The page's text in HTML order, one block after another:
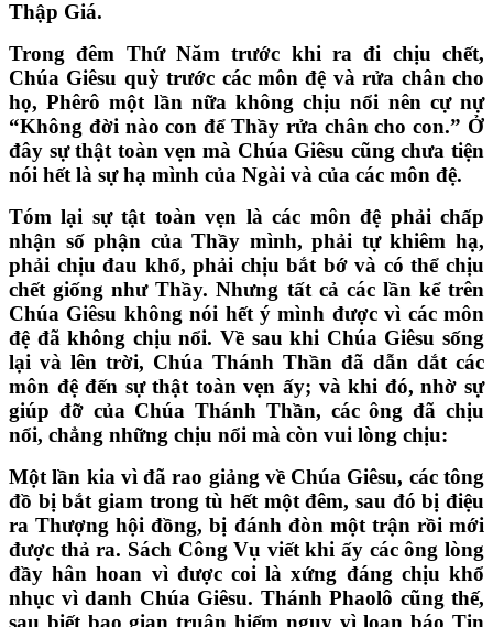
Thập Giá.
Trong đêm Thứ Năm trước khi ra đi chịu chết,
Chúa Giêsu quỳ trước các môn đệ và rửa chân cho
họ, Phêrô một lần nữa không chịu nổi nên cự nự
“Không đời nào con để Thầy rửa chân cho con.” Ở
đây sự thật toàn vẹn mà Chúa Giêsu cũng chưa tiện
nói hết là sự hạ mình của Ngài và của các môn đệ.
Tóm lại sự tật toàn vẹn là các môn đệ phải chấp
nhận số phận của Thầy mình, phải tự khiêm hạ,
phải chịu đau khổ, phải chịu bắt bớ và có thể chịu
chết giống như Thầy. Nhưng tất cả các lần kể trên
Chúa Giêsu không nói hết ý mình được vì các môn
đệ đã không chịu nổi. Về sau khi Chúa Giêsu sống
lại và lên trời, Chúa Thánh Thần đã dẫn dắt các
môn đệ đến sự thật toàn vẹn ấy; và khi đó, nhờ sự
giúp đỡ của Chúa Thánh Thần, các ông đã chịu
nổi, chẳng những chịu nổi mà còn vui lòng chịu:
Một lần kia vì đã rao giảng về Chúa Giêsu, các tông
đồ bị bắt giam trong tù hết một đêm, sau đó bị điệu
ra Thượng hội đồng, bị đánh đòn một trận rồi mới
được thả ra. Sách Công Vụ viết khi ấy các ông lòng
đầy hân hoan vì được coi là xứng đáng chịu khổ
nhục vì danh Chúa Giêsu. Thánh Phaolô cũng thế,